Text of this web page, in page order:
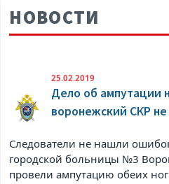
НОВОСТИ
25.02.2019
Дело об ампутации
воронежский СКР
Следователи не нашли
городской больницы №3
провели ампутацию обеих